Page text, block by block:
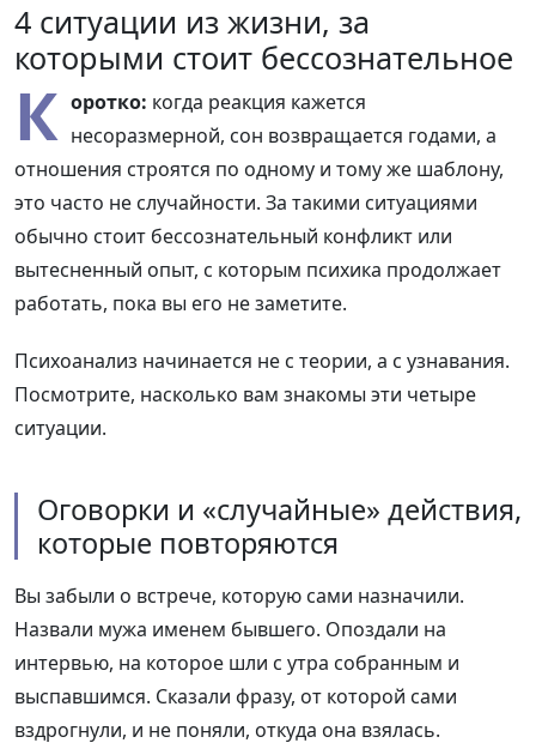
4 ситуации из жизни, за
которыми стоит бессознательное
К оротко: когда реакция кажется
несоразмерной, сон возвращается годами, а
отношения строятся по одному и тому же шаблону,
это часто не случайности. За такими ситуациями
обычно стоит бессознательный конфликт или
вытесненный опыт, с которым психика продолжает
работать, пока вы его не заметите.
Психоанализ начинается не с теории, а с узнавания.
Посмотрите, насколько вам знакомы эти четыре
ситуации.
Оговорки и «случайные» действия,
которые повторяются
Вы забыли о встрече, которую сами назначили.
Назвали мужа именем бывшего. Опоздали на
интервью, на которое шли с утра собранным и
выспавшимся. Сказали фразу, от которой сами
вздрогнули, и не поняли, откуда она взялась.